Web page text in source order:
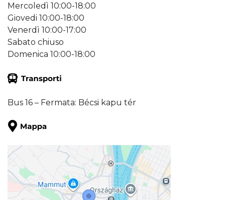
Mercoledì 10:00-18:00
Giovedi 10:00-18:00
Venerdì 10:00-17:00
Sabato chiuso
Domenica 10:00-18:00
Bus 16 – Fermata: Bécsi kapu tér